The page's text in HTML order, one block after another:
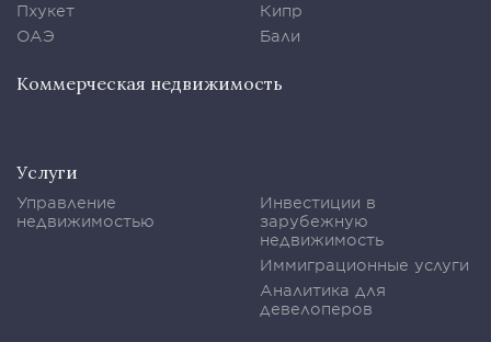
Пхукет
ОАЭ
Кипр
Бали
Коммерческая недвижимость
Услуги
Управление
недвижимостью
Инвестиции в
зарубежную
недвижимость
Иммиграционные услуги
Аналитика для
девелоперов